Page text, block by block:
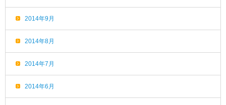
2014年9月
2014年8月
2014年7月
2014年6月